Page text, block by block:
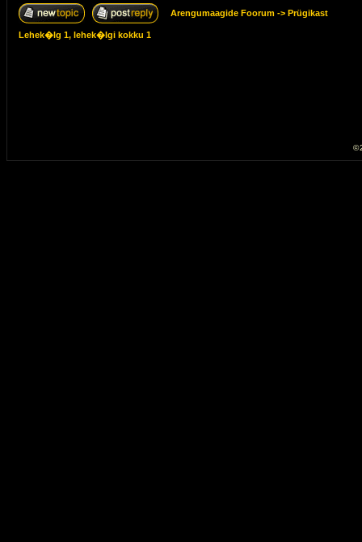
Arengumaagide Foorum -> Prügikast
Lehek�lg 1, lehek�lgi kokku 1
©